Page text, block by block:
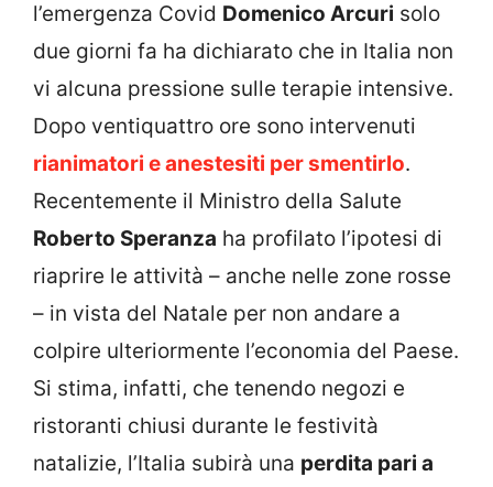
l’emergenza Covid Domenico Arcuri solo
due giorni fa ha dichiarato che in Italia non
vi alcuna pressione sulle terapie intensive.
Dopo ventiquattro ore sono intervenuti
rianimatori e anestesiti per smentirlo.
Recentemente il Ministro della Salute
Roberto Speranza ha profilato l’ipotesi di
riaprire le attività – anche nelle zone rosse
– in vista del Natale per non andare a
colpire ulteriormente l’economia del Paese.
Si stima, infatti, che tenendo negozi e
ristoranti chiusi durante le festività
natalizie, l’Italia subirà una perdita pari a